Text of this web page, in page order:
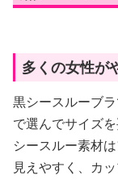
多くの女性が
黒シースルーブ
で選んでサイズ
シースルー素材
見えやすく、カ